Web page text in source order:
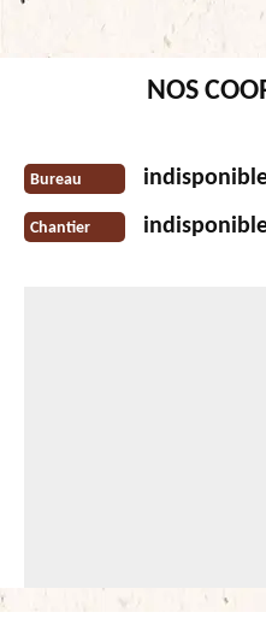
NOS
Bureau
Chantier